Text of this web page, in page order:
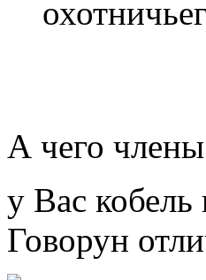
А чего члены
у Вас кобель
Говорун